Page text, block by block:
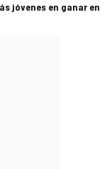
jóvenes en ganar en